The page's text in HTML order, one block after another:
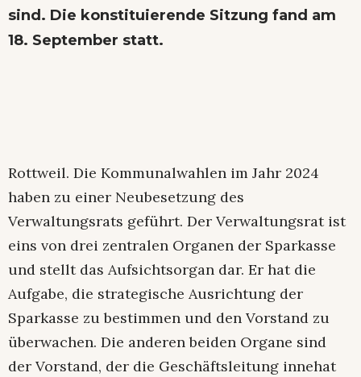
sind. Die konstituierende Sitzung fand am
18. September statt.
Rottweil. Die Kommunalwahlen im Jahr 2024
haben zu einer Neubesetzung des
Verwaltungsrats geführt. Der Verwaltungsrat ist
eins von drei zentralen Organen der Sparkasse
und stellt das Aufsichtsorgan dar. Er hat die
Aufgabe, die strategische Ausrichtung der
Sparkasse zu bestimmen und den Vorstand zu
überwachen. Die anderen beiden Organe sind
der Vorstand, der die Geschäftsleitung innehat